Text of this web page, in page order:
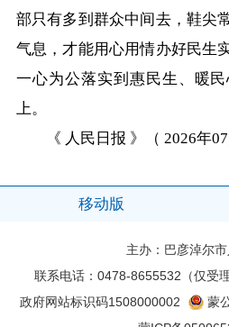
部只有多到群众中间去，鞋尖
气息，才能用心用情办好民生
一心为公落实到惠民生、暖
上。
《 人民日报 》（ 2026年
移动版
主办：巴彦淖尔
联系电话：0478-8655532（仅受
政府网站标识码1508000002
蒙